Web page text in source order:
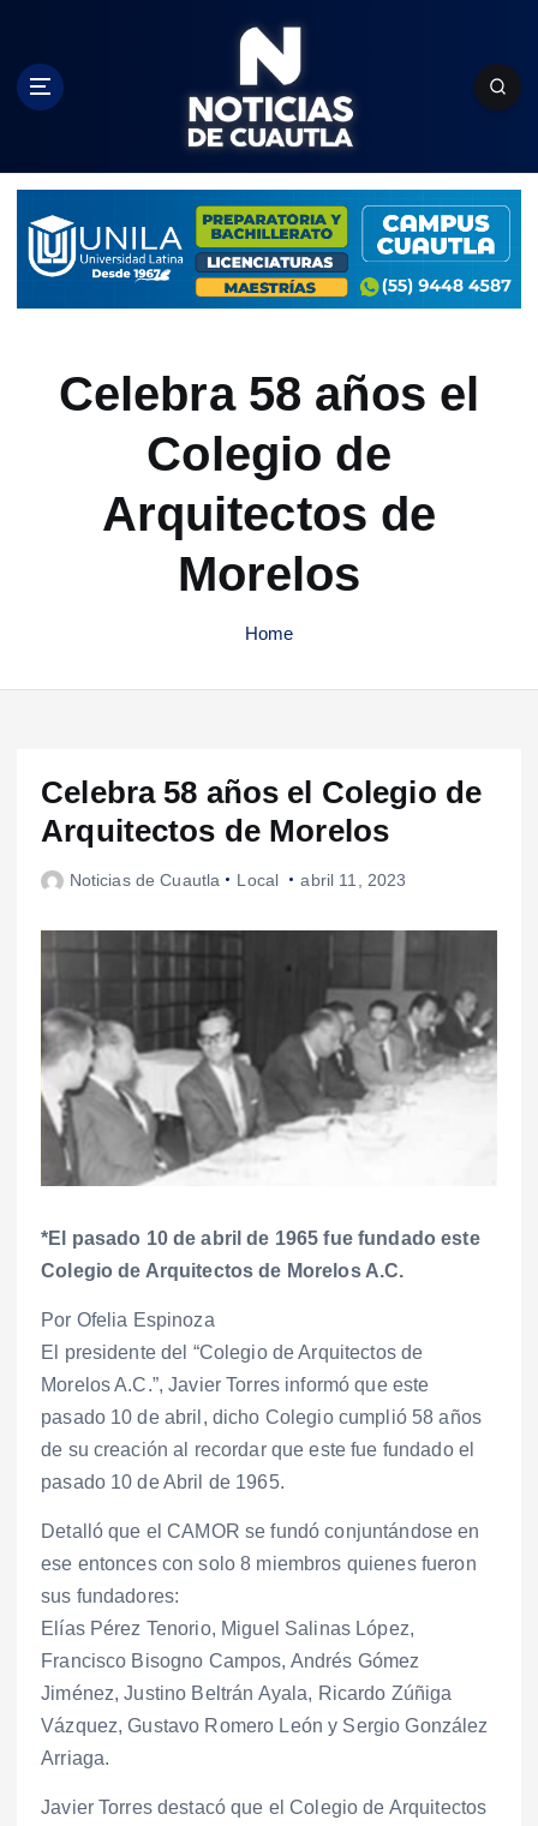
c
Celebra 58 años el
Colegio de
Arquitectos de
Morelos
Home
Celebra 58 años el Colegio de
Arquitectos de Morelos
Noticias de Cuautla Local abril 11, 2023
*El pasado 10 de abril de 1965 fue fundado este
Colegio de Arquitectos de Morelos A.C.
Por Ofelia Espinoza
El presidente del “Colegio de Arquitectos de
Morelos A.C.”, Javier Torres informó que este
pasado 10 de abril, dicho Colegio cumplió 58 años
de su creación al recordar que este fue fundado el
pasado 10 de Abril de 1965.
Detalló que el CAMOR se fundó conjuntándose en
ese entonces con solo 8 miembros quienes fueron
sus fundadores:
Elías Pérez Tenorio, Miguel Salinas López,
Francisco Bisogno Campos, Andrés Gómez
Jiménez, Justino Beltrán Ayala, Ricardo Zúñiga
Vázquez, Gustavo Romero León y Sergio González
Arriaga.
Javier Torres destacó que el Colegio de Arquitectos